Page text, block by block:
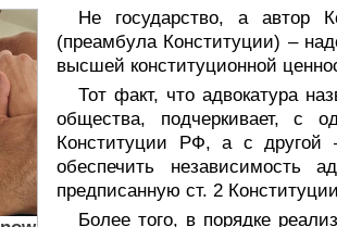
Не государство, а автор
(преамбула Конституции) –
высшей конституционной
Тот факт, что адвокатура
общества, подчеркивает, с
Конституции РФ, а с другой –
обеспечить независимость
предписанную ст. 2
Более того, в порядке